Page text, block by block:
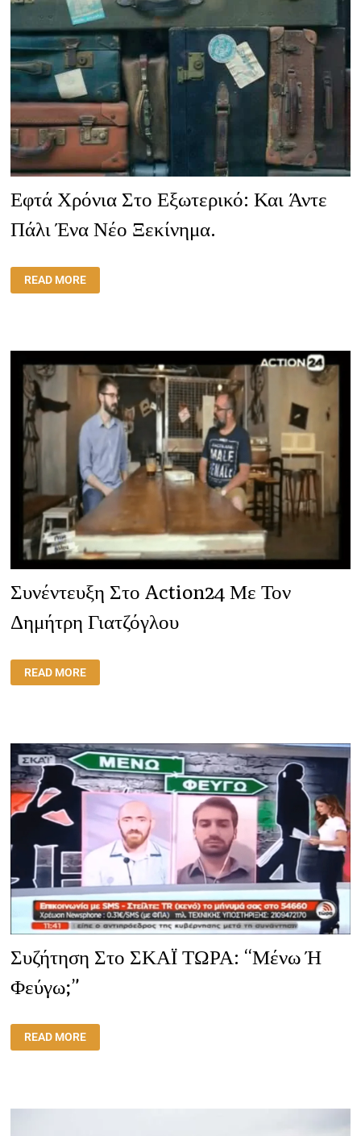
Εφτά Χρόνια Στο Εξωτερικό: Και Άντε
Πάλι Ένα Νέο Ξεκίνημα.
ΕΦΤΆ
ΧΡΌΝΙΑ
ΣΤΟ
ΈΝΑ
ΝΈΟ
ΞΕΚΊΝΗΜΑ.
READ MORE
Συνέντευξη Στο Action24 Με Τον
Δημήτρη Γιατζόγλου
ΣΥΝΈΝΤΕΥΞΗ
ΣΤΟ
ACTION24
READ MORE
Συζήτηση Στο ΣΚΑΪ ΤΩΡΑ: “Μένω Ή
Φεύγω;”
ΣΥΖΉΤΗΣΗ
ΣΤΟ
ΣΚΑΪ
READ MORE